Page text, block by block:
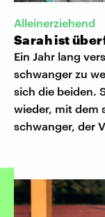
Alleinerziehend
Sarah ist
Ein Jahr lang
schwanger zu
sich die beiden.
wieder, mit dem
schwanger, der